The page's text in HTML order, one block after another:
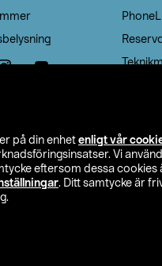
på din enhet enligt vår
Vi
eftersom dessa
. Ditt samtycke är